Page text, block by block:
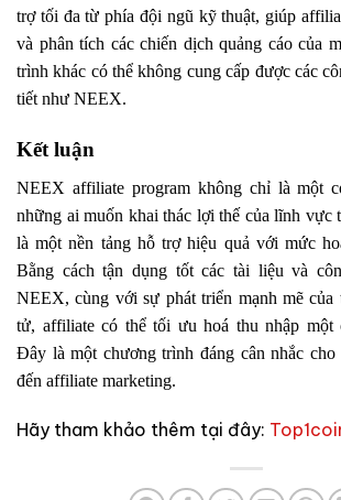
trợ tối đa từ phía đội ngũ kỹ thuật, giúp
và phân tích các chiến dịch quảng cáo của
trình khác có thể không cung cấp được các
tiết như NEEX.
Kết luận
NEEX affiliate program không chỉ là một
những ai muốn khai thác lợi thế của lĩnh vực
là một nền tảng hỗ trợ hiệu quả với mức
Bằng cách tận dụng tốt các tài liệu và
NEEX, cùng với sự phát triển mạnh mẽ của
tử, affiliate có thể tối ưu hoá thu nhập một
Đây là một chương trình đáng cân nhắc
đến affiliate marketing.
Hãy tham khảo thêm tại đây: